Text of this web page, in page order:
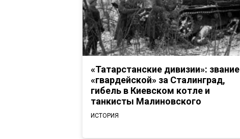
«Татарстанские дивизии»: звание
«гвардейской» за Сталинград,
гибель в Киевском котле и
танкисты Малиновского
ИСТОРИЯ